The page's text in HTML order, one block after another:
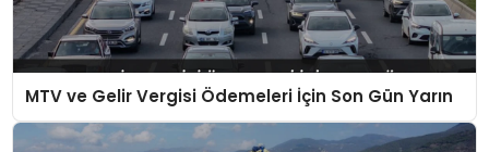
MTV ve Gelir Vergisi Ödemeleri İçin Son Gün Yarın